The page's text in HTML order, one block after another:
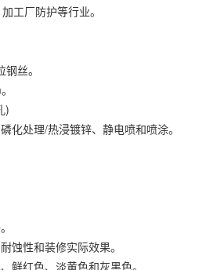
工厂防护等行业。
丝。
)
化处理/热浸镀锌、静电喷和喷涂。
蚀性和装修实际效果。
鲜红色、淡黄色和灰黑色。